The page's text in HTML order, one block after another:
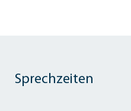
Sprechzeiten